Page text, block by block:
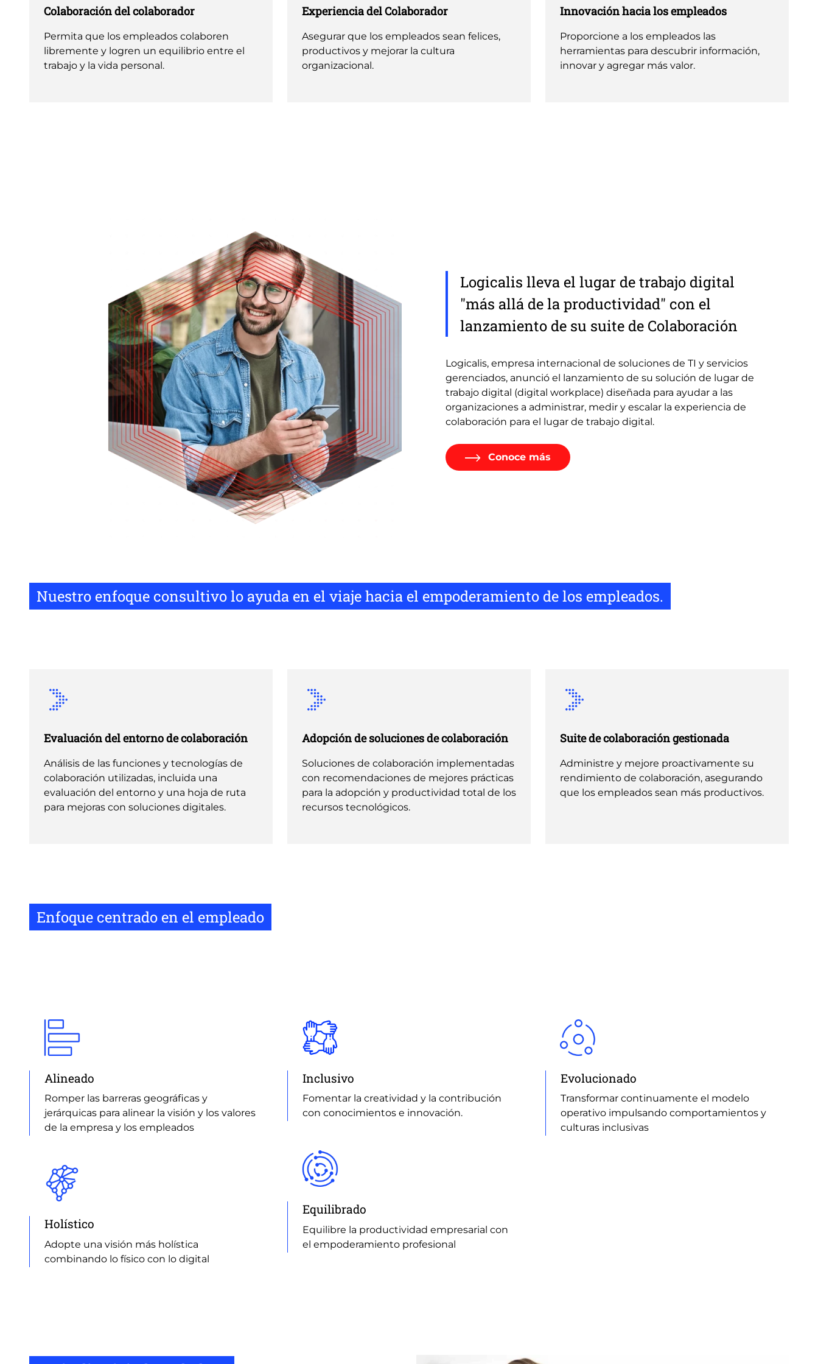
Colaboración del colaborador
Permita que los empleados colaboren
libremente y logren un equilibrio entre el
trabajo y la vida personal.
Experiencia del Colaborador
Asegurar que los empleados sean felices,
productivos y mejorar la cultura
organizacional.
Innovación hacia los empleados
Proporcione a los empleados las
herramientas para descubrir información,
innovar y agregar más valor.
Logicalis lleva el lugar de trabajo digital
"más allá de la productividad" con el
lanzamiento de su suite de Colaboración
Logicalis, empresa internacional de soluciones de TI y servicios
gerenciados, anunció el lanzamiento de su solución de lugar de
trabajo digital (digital workplace) diseñada para ayudar a las
organizaciones a administrar, medir y escalar la experiencia de
colaboración para el lugar de trabajo digital.
Conoce más
Nuestro enfoque consultivo lo ayuda en el viaje hacia el empoderamiento de los empleados.
Evaluación del entorno de colaboración
Análisis de las funciones y tecnologías de
colaboración utilizadas, incluida una
evaluación del entorno y una hoja de ruta
para mejoras con soluciones digitales.
Adopción de soluciones de colaboración
Soluciones de colaboración implementadas
con recomendaciones de mejores prácticas
para la adopción y productividad total de los
recursos tecnológicos.
Suite de colaboración gestionada
Administre y mejore proactivamente su
rendimiento de colaboración, asegurando
que los empleados sean más productivos.
Enfoque centrado en el empleado
Alineado
Romper las barreras geográficas y
jerárquicas para alinear la visión y los valores
de la empresa y los empleados
Holístico
Adopte una visión más holística
combinando lo físico con lo digital
Inclusivo
Fomentar la creatividad y la contribución
con conocimientos e innovación.
Equilibrado
Equilibre la productividad empresarial con
el empoderamiento profesional
Evolucionado
Transformar continuamente el modelo
operativo impulsando comportamientos y
culturas inclusivas